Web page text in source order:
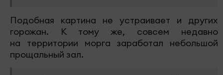
Подобная картина не устраивает и других
горожан. К тому же, совсем недавно
на территории морга заработал небольшой
прощальный зал.